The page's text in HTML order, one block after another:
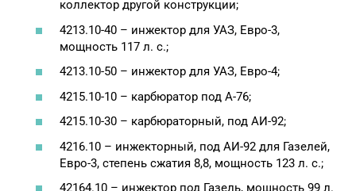
коллектор другой конструкции;
4213.10-40 – инжектор для УАЗ, Евро-3,
мощность 117 л. с.;
4213.10-50 – инжектор для УАЗ, Евро-4;
4215.10-10 – карбюратор под А-76;
4215.10-30 – карбюраторный, под АИ-92;
4216.10 – инжекторный, под АИ-92 для Газелей,
Евро-3, степень сжатия 8,8, мощность 123 л. с.;
42164.10 – инжектор под Газель, мощность 99 л.